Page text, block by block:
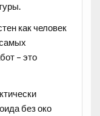
как человек
– это
без око